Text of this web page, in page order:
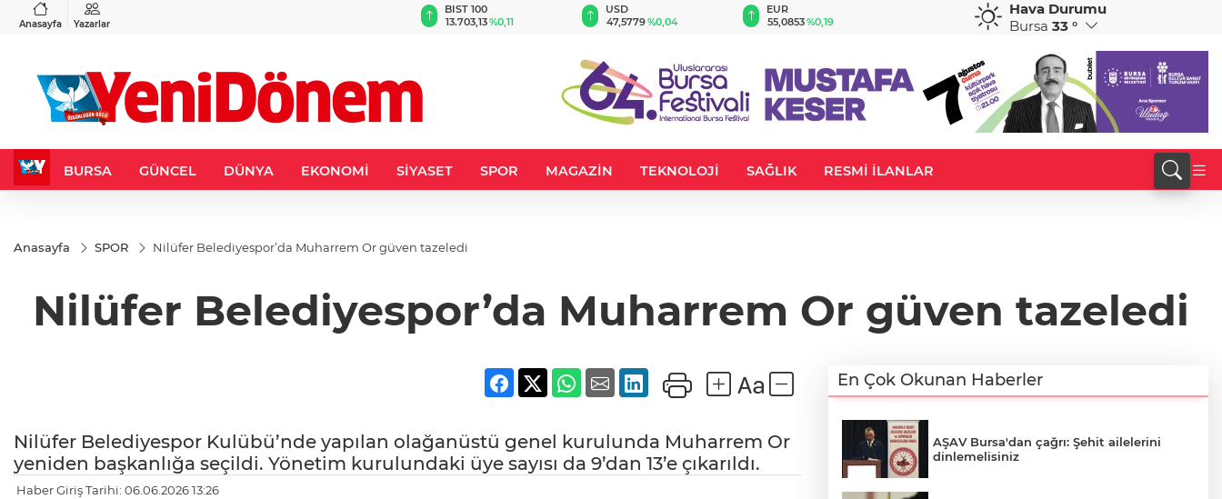
Anasayfa Yazarlar
%0,37
BIST 100
13.703,13%0,11
USD
47,5779%0,04
EUR
55,0853%0,19 %0,22
CHF
58,9784
Hava Durumu
Bursa 33 °
BURSA GÜNCEL DÜNYA EKONOMİ SİYASET SPOR MAGAZİN TEKNOLOJİ SAĞLIK RESMİ İLANLAR
Anasayfa SPOR Nilüfer Belediyespor’da Muharrem Or güven tazeledi
Nilüfer Belediyespor’da Muharrem Or güven tazeledi
Nilüfer Belediyespor Kulübü’nde yapılan olağanüstü genel kurulunda Muharrem Or
yeniden başkanlığa seçildi. Yönetim kurulundaki üye sayısı da 9’dan 13’e çıkarıldı.
Haber Giriş Tarihi: 06.06.2026 13:26
En Çok Okunan Haberler
AŞAV Bursa'dan çağrı: Şehit ailelerini
dinlemelisiniz